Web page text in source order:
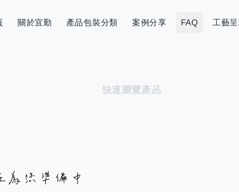
關於宜勤 產品包裝分類 案例分享 FAQ 工藝呈
快速瀏覽產品